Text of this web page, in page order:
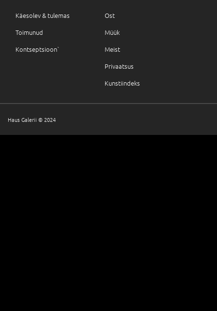
Käesolev & tulemas
Toimunud
Kontseptsioon`
Ost
Müük
Meist
Privaatsus
Kunstiindeks
Haus Galerii © 2024